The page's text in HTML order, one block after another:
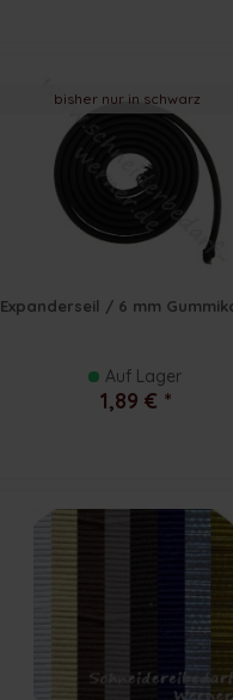
bisher nur in schwarz
Expanderseil / 6 mm
Auf Lager
1,89 € *